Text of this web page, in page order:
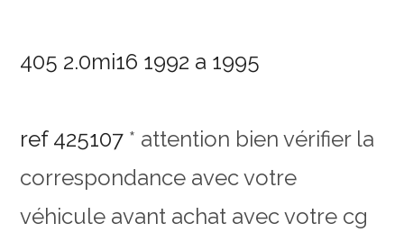
405 2.0mi16 1992 a 1995
ref 425107 * attention bien vérifier la
correspondance avec votre
véhicule avant achat avec votre cg